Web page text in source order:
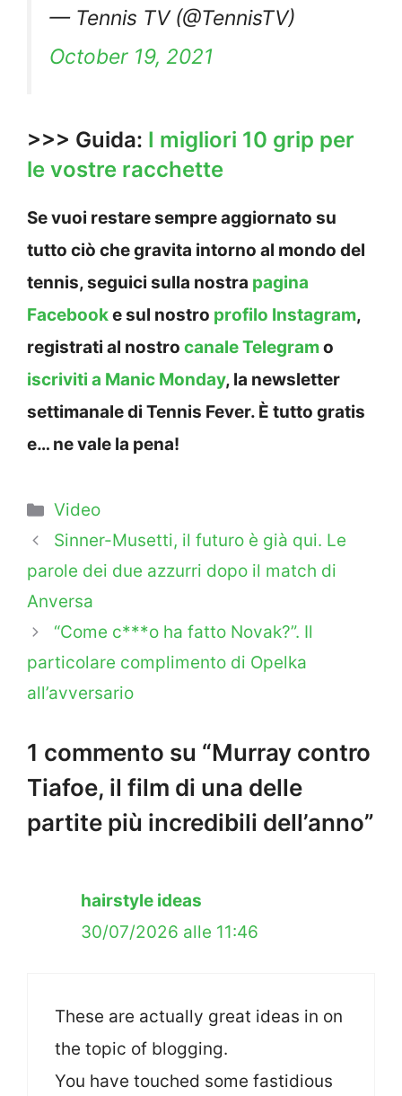
— Tennis TV (@TennisTV)
October 19, 2021
>>> Guida: I migliori 10 grip per
le vostre racchette
Se vuoi restare sempre aggiornato su
tutto ciò che gravita intorno al mondo del
tennis, seguici sulla nostra pagina
Facebooke sul nostro profilo Instagram,
registrati al nostro canale Telegramo
iscriviti a Manic Monday, la newsletter
settimanale di Tennis Fever. È tutto gratis
e… ne vale la pena!
Categorie
Video
Sinner-Musetti, il futuro è già qui. Le
parole dei due azzurri dopo il match di
Anversa
“Come c***o ha fatto Novak?”. Il
particolare complimento di Opelka
all’avversario
1 commento su “Murray contro
Tiafoe, il film di una delle
partite più incredibili dell’anno”
hairstyle ideas
30/07/2026 alle 11:46
These are actually great ideas in on
the topic of blogging.
You have touched some fastidious